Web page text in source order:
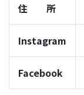
住 所
Instagram
Facebook